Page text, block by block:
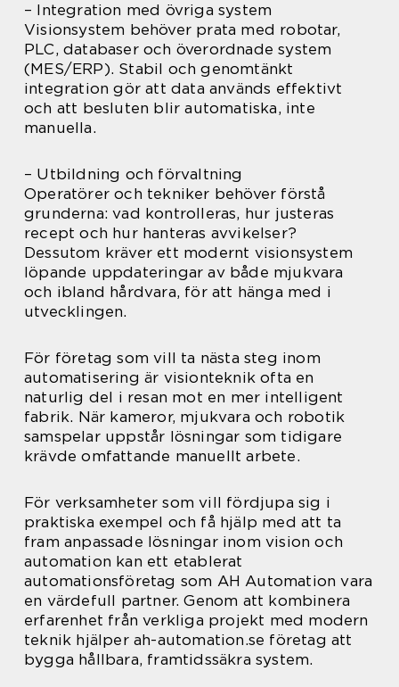
– Integration med övriga system
Visionsystem behöver prata med robotar,
PLC, databaser och överordnade system
(MES/ERP). Stabil och genomtänkt
integration gör att data används effektivt
och att besluten blir automatiska, inte
manuella.
– Utbildning och förvaltning
Operatörer och tekniker behöver förstå
grunderna: vad kontrolleras, hur justeras
recept och hur hanteras avvikelser?
Dessutom kräver ett modernt visionsystem
löpande uppdateringar av både mjukvara
och ibland hårdvara, för att hänga med i
utvecklingen.
För företag som vill ta nästa steg inom
automatisering är visionteknik ofta en
naturlig del i resan mot en mer intelligent
fabrik. När kameror, mjukvara och robotik
samspelar uppstår lösningar som tidigare
krävde omfattande manuellt arbete.
För verksamheter som vill fördjupa sig i
praktiska exempel och få hjälp med att ta
fram anpassade lösningar inom vision och
automation kan ett etablerat
automationsföretag som AH Automation vara
en värdefull partner. Genom att kombinera
erfarenhet från verkliga projekt med modern
teknik hjälper ah-automation.se företag att
bygga hållbara, framtidssäkra system.